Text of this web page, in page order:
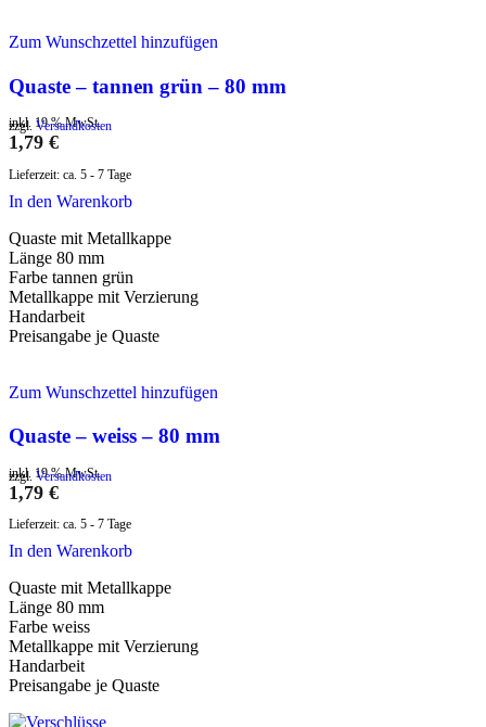
Zum Wunschzettel hinzufügen
Quaste – tannen grün – 80 mm
inkl. 19 % MwSt.
zzgl. Versandkosten
1,79 €
Lieferzeit: ca. 5 - 7 Tage
In den Warenkorb
Quaste mit Metallkappe
Länge 80 mm
Farbe tannen grün
Metallkappe mit Verzierung
Handarbeit
Preisangabe je Quaste
Zum Wunschzettel hinzufügen
Quaste – weiss – 80 mm
inkl. 19 % MwSt.
zzgl. Versandkosten
1,79 €
Lieferzeit: ca. 5 - 7 Tage
In den Warenkorb
Quaste mit Metallkappe
Länge 80 mm
Farbe weiss
Metallkappe mit Verzierung
Handarbeit
Preisangabe je Quaste